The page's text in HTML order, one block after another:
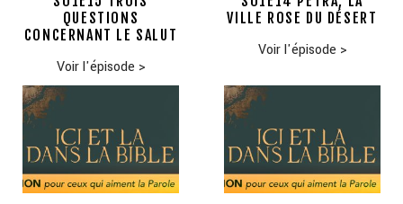
QUESTIONS
CONCERNANT LE SALUT
Voir l'épisode >
VILLE ROSE DU DÉSERT
Voir l'épisode >